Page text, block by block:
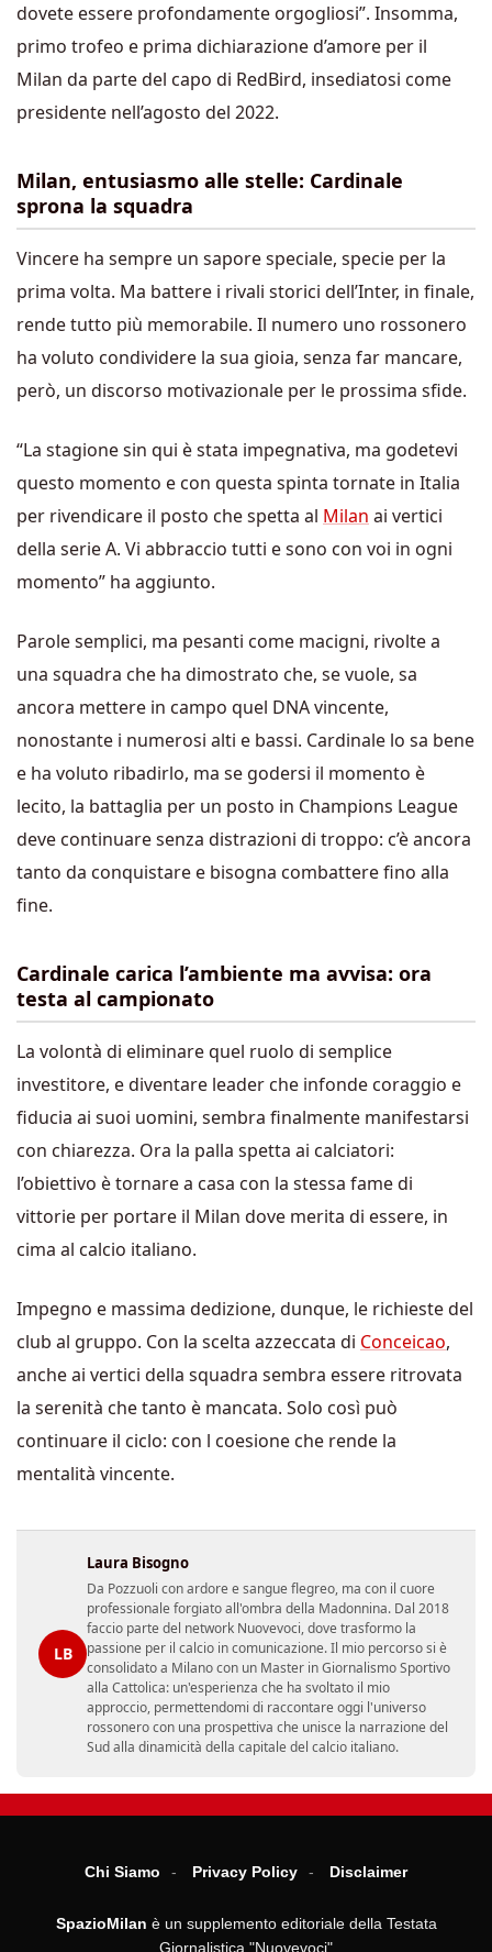
dovete essere profondamente orgogliosi”. Insomma,
primo trofeo e prima dichiarazione d’amore per il
Milan da parte del capo di RedBird, insediatosi come
presidente nell’agosto del 2022.
Milan, entusiasmo alle stelle: Cardinale
sprona la squadra
Vincere ha sempre un sapore speciale, specie per la
prima volta. Ma battere i rivali storici dell’Inter, in finale,
rende tutto più memorabile. Il numero uno rossonero
ha voluto condividere la sua gioia, senza far mancare,
però, un discorso motivazionale per le prossima sfide.
“La stagione sin qui è stata impegnativa, ma godetevi
questo momento e con questa spinta tornate in Italia
per rivendicare il posto che spetta al Milan ai vertici
della serie A. Vi abbraccio tutti e sono con voi in ogni
momento” ha aggiunto.
Parole semplici, ma pesanti come macigni, rivolte a
una squadra che ha dimostrato che, se vuole, sa
ancora mettere in campo quel DNA vincente,
nonostante i numerosi alti e bassi. Cardinale lo sa bene
e ha voluto ribadirlo, ma se godersi il momento è
lecito, la battaglia per un posto in Champions League
deve continuare senza distrazioni di troppo: c’è ancora
tanto da conquistare e bisogna combattere fino alla
fine.
Cardinale carica l’ambiente ma avvisa: ora
testa al campionato
La volontà di eliminare quel ruolo di semplice
investitore, e diventare leader che infonde coraggio e
fiducia ai suoi uomini, sembra finalmente manifestarsi
con chiarezza. Ora la palla spetta ai calciatori:
l’obiettivo è tornare a casa con la stessa fame di
vittorie per portare il Milan dove merita di essere, in
cima al calcio italiano.
Impegno e massima dedizione, dunque, le richieste del
club al gruppo. Con la scelta azzeccata di Conceicao,
anche ai vertici della squadra sembra essere ritrovata
la serenità che tanto è mancata. Solo così può
continuare il ciclo: con l coesione che rende la
mentalità vincente.
LB
Laura Bisogno
Da Pozzuoli con ardore e sangue flegreo, ma con il cuore
professionale forgiato all'ombra della Madonnina. Dal 2018
faccio parte del network Nuovevoci, dove trasformo la
passione per il calcio in comunicazione. Il mio percorso si è
consolidato a Milano con un Master in Giornalismo Sportivo
alla Cattolica: un'esperienza che ha svoltato il mio
approccio, permettendomi di raccontare oggi l'universo
rossonero con una prospettiva che unisce la narrazione del
Sud alla dinamicità della capitale del calcio italiano.
Chi Siamo Privacy Policy Disclaimer
SpazioMilan è un supplemento editoriale della Testata
Giornalistica "Nuovevoci"